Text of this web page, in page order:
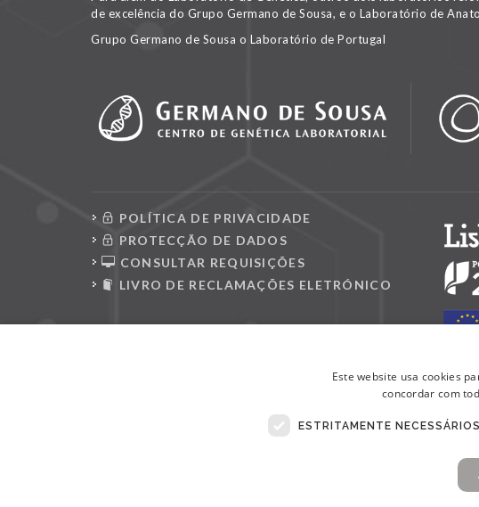
de excelência do Grupo Germano de Sousa, e o Laboratório de
Grupo Germano de Sousa o Laboratório de Portugal
POLÍTICA DE PRIVACIDADE
PROTECÇÃO DE DADOS
CONSULTAR REQUISIÇÕES
LIVRO DE RECLAMAÇÕES ELETRÓNICO
Este website usa cookies
concordar com
ESTRITAMENTE NECESSÁRIOS